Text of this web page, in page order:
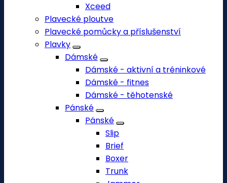
Xceed
Plavecké ploutve
Plavecké pomůcky a příslušenství
Plavky
Dámské
Dámské - aktivní a tréninkové
Dámské - fitnes
Dámské - těhotenské
Pánské
Pánské
Slip
Brief
Boxer
Trunk